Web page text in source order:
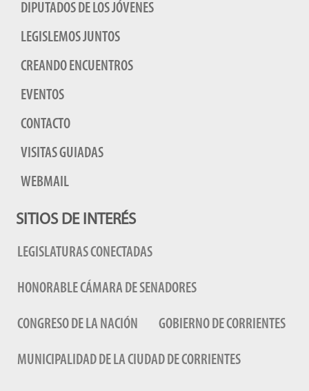
DIPUTADOS DE LOS JÓVENES
LEGISLEMOS JUNTOS
CREANDO ENCUENTROS
EVENTOS
CONTACTO
VISITAS GUIADAS
WEBMAIL
SITIOS DE INTERÉS
LEGISLATURAS CONECTADAS
HONORABLE CÁMARA DE SENADORES
CONGRESO DE LA NACIÓN GOBIERNO DE CORRIENTES
MUNICIPALIDAD DE LA CIUDAD DE CORRIENTES